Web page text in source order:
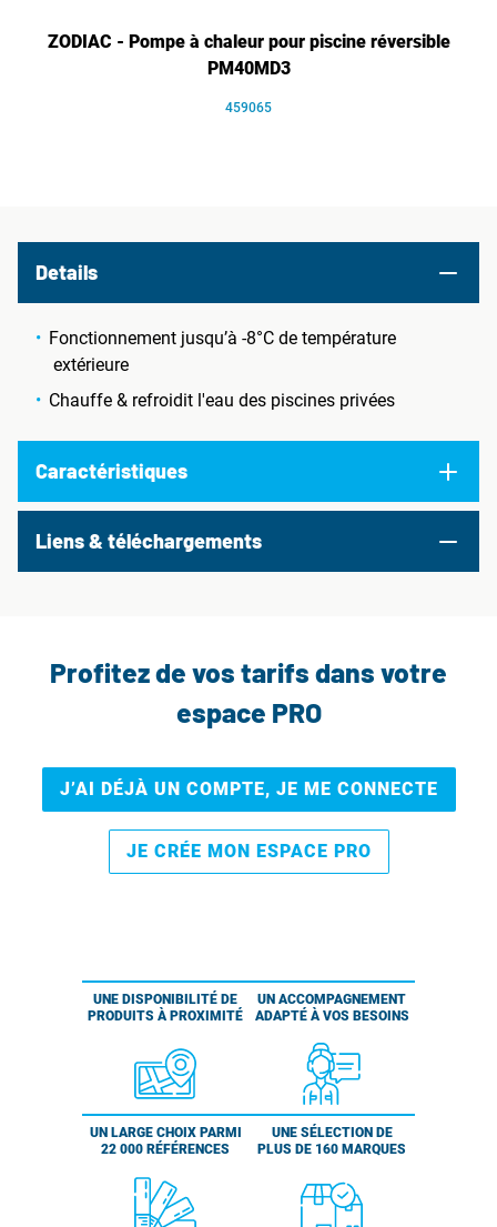
ZODIAC - Pompe à chaleur pour piscine réversible
PM40MD3
459065
Details
Fonctionnement jusqu’à -8°C de température
extérieure
Chauffe & refroidit l'eau des piscines privées
Caractéristiques
Liens & téléchargements
Profitez de vos tarifs dans votre
espace PRO
J’AI DÉJÀ UN COMPTE, JE ME CONNECTE
JE CRÉE MON ESPACE PRO
UNE DISPONIBILITÉ DE
PRODUITS À PROXIMITÉ
UN ACCOMPAGNEMENT
ADAPTÉ À VOS BESOINS
UN LARGE CHOIX PARMI
22 000 RÉFÉRENCES
UNE SÉLECTION DE
PLUS DE 160 MARQUES